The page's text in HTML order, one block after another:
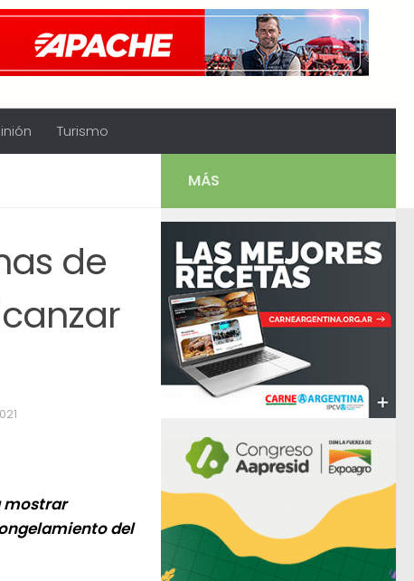
Turismo
de
mostrar
del
MÁS